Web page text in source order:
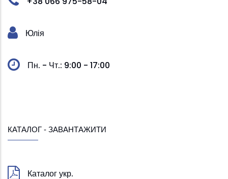
Юлія
Пн. - Чт.: 9:00 - 17:00
КАТАЛОГ - ЗАВАНТАЖИТИ
Каталог укр.